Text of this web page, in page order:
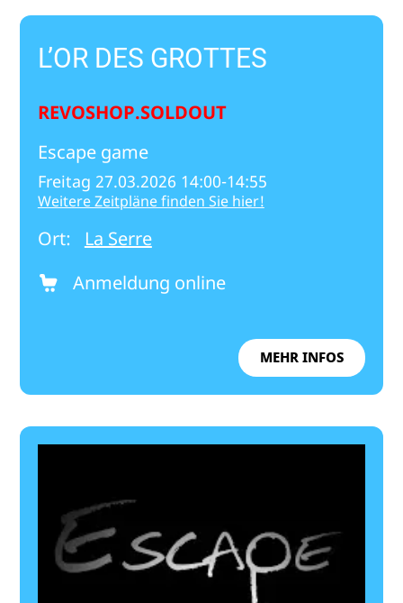
L’OR DES GROTTES
REVOSHOP.SOLDOUT
Escape game
Freitag 27.03.2026 14:00-14:55
Weitere Zeitpläne finden Sie hier!
Ort:
La Serre
Anmeldung online
MEHR INFOS